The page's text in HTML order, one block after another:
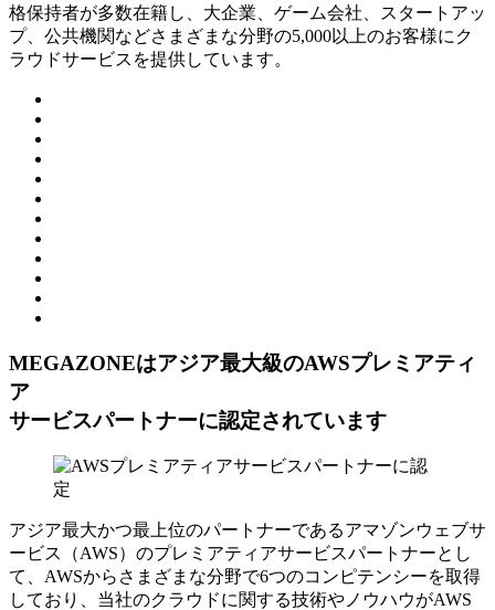
格保持者が多数在籍し、⼤企業、ゲーム会社、スタートアッ
プ、公共機関などさまざまな分野の5,000以上のお客様にク
ラウドサービスを提供しています。
MEGAZONEはアジア最⼤級のAWSプレミアティ
ア
サービスパートナーに認定されています
アジア最大かつ最上位のパートナーであるアマゾンウェブサ
ービス（AWS）のプレミアティアサービスパートナーとし
て、AWSからさまざまな分野で6つのコンピテンシーを取得
しており、当社のクラウドに関する技術やノウハウがAWS